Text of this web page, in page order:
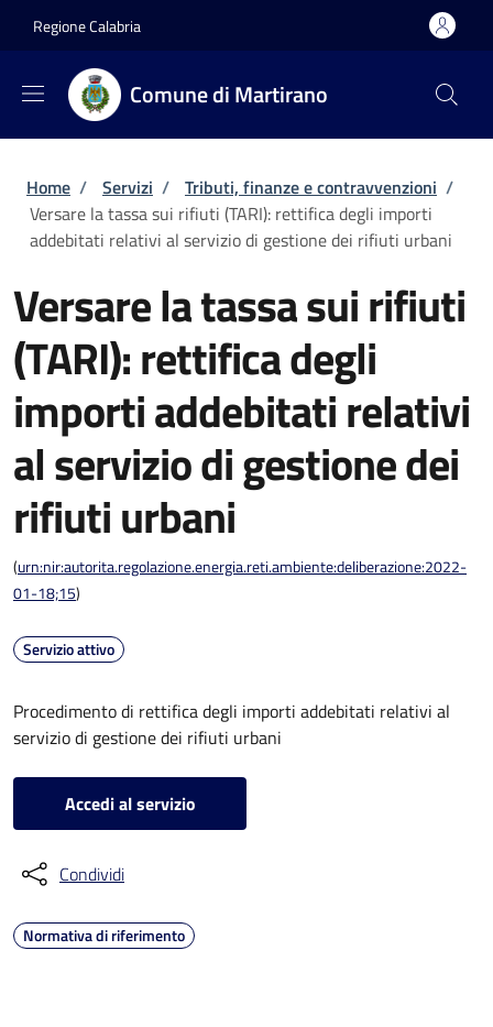
Regione Calabria
Comune di Martirano
Briciole di pane
Home / Servizi / Tributi, finanze e contravvenzioni /
Versare la tassa sui rifiuti (TARI): rettifica degli importi
addebitati relativi al servizio di gestione dei rifiuti urbani
Versare la tassa sui rifiuti
(TARI): rettifica degli
importi addebitati relativi
al servizio di gestione dei
rifiuti urbani
(urn:nir:autorita.regolazione.energia.reti.ambiente:deliberazione:2022-
01-18;15)
Servizio attivo
Procedimento di rettifica degli importi addebitati relativi al
servizio di gestione dei rifiuti urbani
Accedi al servizio
Condividi
Normativa di riferimento